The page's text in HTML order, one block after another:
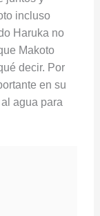
incluso
Haruka no
Makoto
decir. Por
en su
agua para